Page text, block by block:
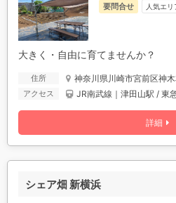
詳細
要問合せ 人気エリ
大きく・自由に育てませんか？
住所 神奈川県川崎市宮前区神
アクセス JR南武線｜津田山駅 / 東
シェア畑 新横浜